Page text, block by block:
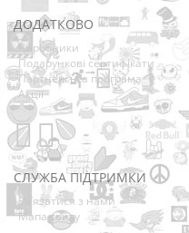
ДОДАТКОВО
Виробники
Подарункові сертифікати
Партнерська програма
Акції
СЛУЖБА ПІДТРИМКИ
Зв’язатися з нами
Мапа сайту